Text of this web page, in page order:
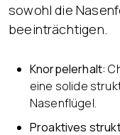
sowohl die
beeinträchtigen.
Knorpelerhalt:
eine solide
Nasenflügel.
Proaktives